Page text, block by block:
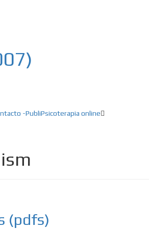
-PubliPsicoterapia online
(pdfs)